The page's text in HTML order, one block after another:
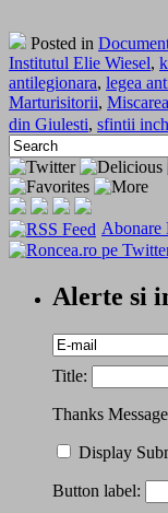
Posted in
Institutul Elie Wiesel,
antilegionara, legea
Marturisitorii,
din Giulesti, sfintii
Abonare
Alerte si
Title:
Thanks
Display
Button label: